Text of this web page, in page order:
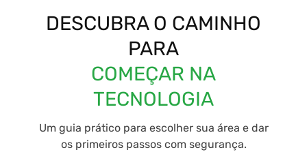
DESCUBRA O CAMINHO
PARA
COMEÇAR NA
TECNOLOGIA
Um guia prático para escolher sua área e dar
os primeiros passos com segurança.